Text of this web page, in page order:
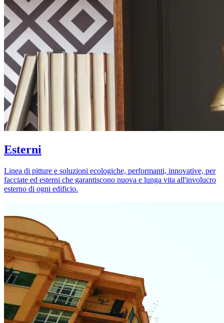
Esterni
Linea di pitture e soluzioni ecologiche, performanti, innovative, per
facciate ed esterni che garantiscono nuova e lunga vita all'involucro
esterno di ogni edificio.